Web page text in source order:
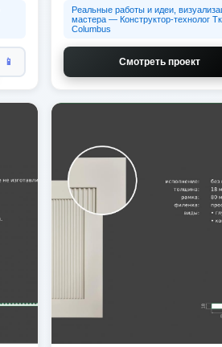
📱
Реальные работы и идеи,
мастера — Конструктор-технолог
Columbus
Смотреть проект